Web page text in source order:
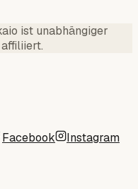
ist unabhängiger
Facebook Instagram